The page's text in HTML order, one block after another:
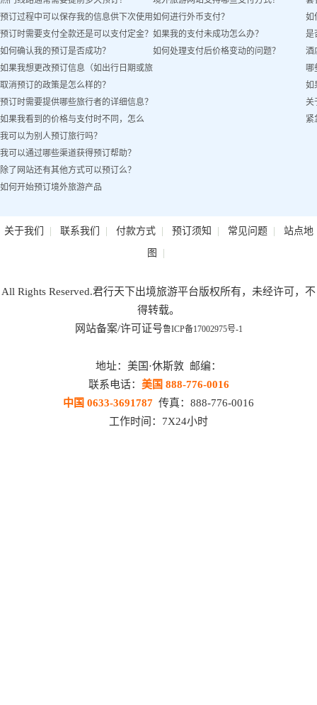
预订过程中可以保存我的信息供下次使用
吗？
预订时需要支付全款还是可以支付定金？
如何确认我的预订是否成功？
如果我想更改预订信息（如出行日期或旅
客姓名）怎么办？
取消预订的政策是怎么样的？
预订时需要提供哪些旅行者的详细信息？
如果我看到的价格与支付时不同，怎么
办？
我可以为别人预订旅行吗？
我可以通过哪些渠道获得预订帮助？
除了网站还有其他方式可以预订么？
如何开始预订境外旅游产品
如何进行外币支付？
如果我的支付未成功怎么办？
如何处理支付后价格变动的问题？
如
是
酒
哪
如
关
紧
关于我们 | 联系我们 | 付款方式| 预订须知 | 常见问题| 站点地
图 |
All Rights Reserved.君行天下出境旅游平台版权所有，未经许可，不
得转载。
网站备案/许可证号鲁ICP备17002975号-1
地址：美国·休斯敦 邮编：
联系电话： 美国 888-776-0016
中国 0633-3691787 传真：888-776-0016
工作时间：7X24小时